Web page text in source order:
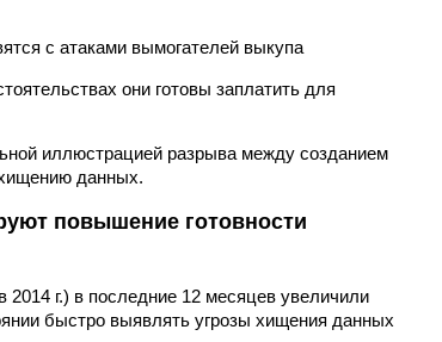
с атаками вымогателей выкупа
они готовы заплатить для
иллюстрацией разрыва между созданием
данных.
повышение готовности
г.) в последние 12 месяцев увеличили
быстро выявлять угрозы хищения данных